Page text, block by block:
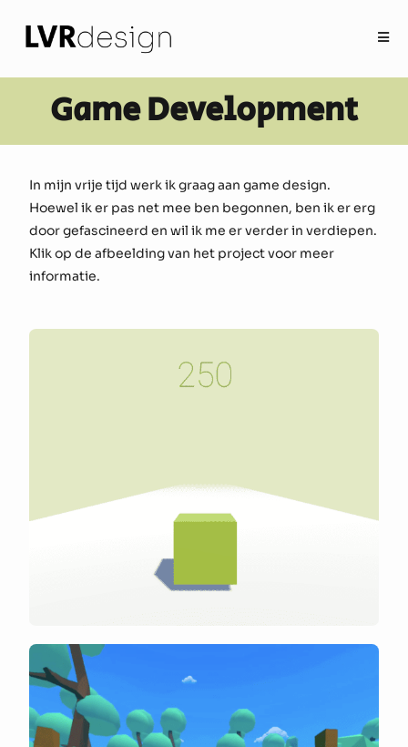
Game Development
In mijn vrije tijd werk ik graag aan game design.
Hoewel ik er pas net mee ben begonnen, ben ik er erg
door gefascineerd en wil ik me er verder in verdiepen.
Klik op de afbeelding van het project voor meer
informatie.
CUBERT